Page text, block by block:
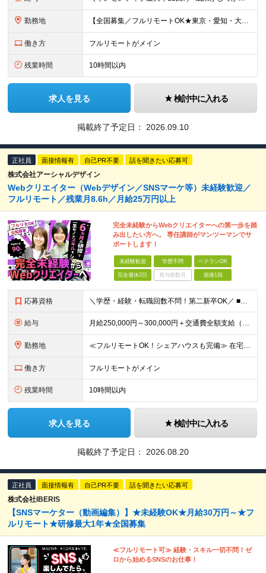
勤務地 【全国募集／フルリモートOK★東京・愛知・大阪・福岡で積極採用中】 在宅勤務、または関東（東京）または中部（名古屋）、関西（大阪）九州（福岡）のプロジェクト先 ★フルリモート可（通勤不要） ★あなた
働き方 フルリモートがメイン
残業時間 10時間以内
求人を見る 検討中に入れる
掲載終了予定日： 2026.09.10
正社員 面接情報有 自己PR不要 話を聞きたい応募可
株式会社アーシャルデザイン
Webクリエイター（Webデザイン／SNSマーケ等）未経験歓迎／
フルリモート／残業月8.6h／月給25万円以上
完全未経験からWebクリエイターへの第一歩を踏
み出したい方へ。 専任講師がマンツーマンでサ
ポートします！
未経験歓迎 学歴不問 ベテランOK
完全週休2日 賞与複数月 面接1回
応募資格 ＼学歴・経験・転職回数不問！第二新卒OK／ ■未経験OK ■Webクリエイターを目指したい方 ★20〜30代が活躍中︕同年代の仲間と⼀緒に働きたいという⽅にもピッタリです ★26卒・27卒の新卒予定者
給与 ⽉給250,000円～300,000円＋交通費全額⽀給（正社員登⽤後︓昇給年4回） ※給与は経験・スキルなどを考慮の上、最終決定いたします ※上記額にはみなし残業代(⽉14時間分、2万4,648円分
勤務地 ≪フルリモートOK！シェアハウスも完備≫ 在宅勤務(通勤不要)、または希望により一都三県・大阪・名古屋・福岡を中心とした全国の各プロジェクト先での勤務となります。 ※直行直帰OK ★勤務エリアはご希望
働き方 フルリモートがメイン
残業時間 10時間以内
求人を見る 検討中に入れる
掲載終了予定日： 2026.08.20
正社員 面接情報有 自己PR不要 話を聞きたい応募可
株式会社IBERIS
【SNSマーケター（動画編集）】★未経験OK★月給30万円～★フ
ルリモート★研修最大1年★全国募集
≪フルリモート可≫ 経験・スキル一切不問！ゼ
ロから始めるSNSのお仕事！